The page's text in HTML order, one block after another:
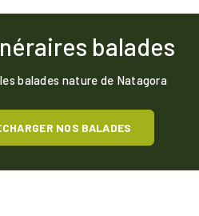
balades
balades nature de Natagora
NOS BALADES